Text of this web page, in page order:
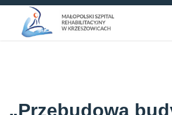
„Przebudowa